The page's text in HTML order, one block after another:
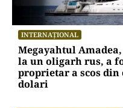
INTERNAȚIONAL
Megayahtul
la un oligarh rus, a
proprietar a scos din
dolari